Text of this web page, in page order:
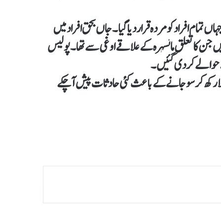
تمام افراد کو مردہ قرار دیا گیا۔جاں بحق افراد میں
عابدہ، والدہ حاجرہ اور ان کے 3 بچے شامل ہیں جن کا تعلق مانسہرہ کے علاقے اوغی سے تھا۔پولیس
حوالے کردی گئیں۔
رکھ کر سوجانے کے باعث کئی حادثات پیش آچکے